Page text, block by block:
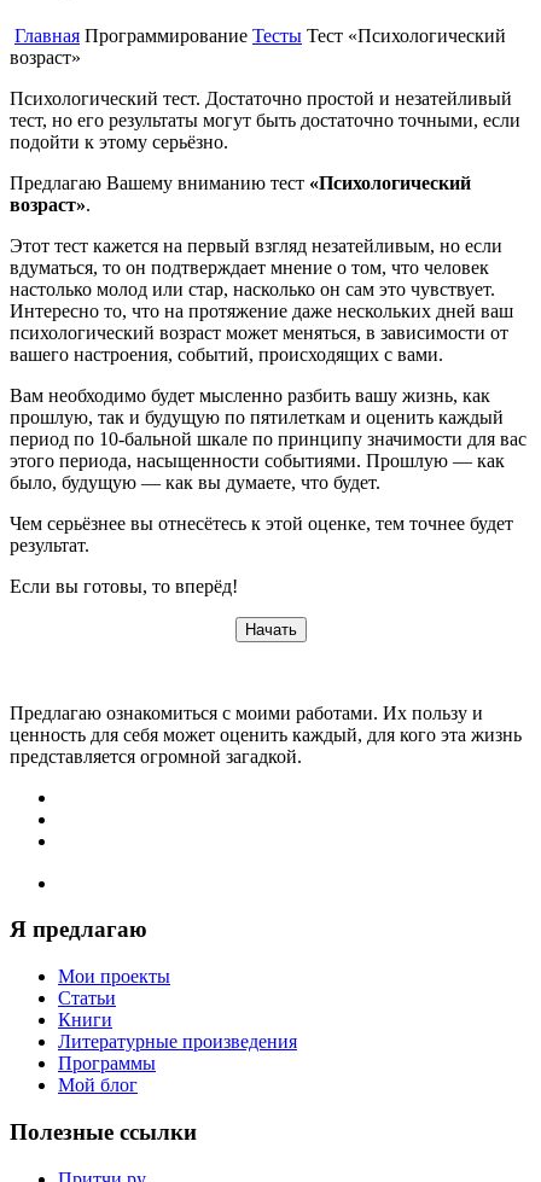
Главная Программирование Тесты Тест «Психологический
возраст»
Психологический тест. Достаточно простой и незатейливый
тест, но его результаты могут быть достаточно точными, если
подойти к этому серьёзно.
Предлагаю Вашему вниманию тест «Психологический
возраст».
Этот тест кажется на первый взгляд незатейливым, но если
вдуматься, то он подтверждает мнение о том, что человек
настолько молод или стар, насколько он сам это чувствует.
Интересно то, что на протяжение даже нескольких дней ваш
психологический возраст может меняться, в зависимости от
вашего настроения, событий, происходящих с вами.
Вам необходимо будет мысленно разбить вашу жизнь, как
прошлую, так и будущую по пятилеткам и оценить каждый
период по 10-бальной шкале по принципу значимости для вас
этого периода, насыщенности событиями. Прошлую — как
было, будущую — как вы думаете, что будет.
Чем серьёзнее вы отнесётесь к этой оценке, тем точнее будет
результат.
Если вы готовы, то вперёд!
Предлагаю ознакомиться с моими работами. Их пользу и
ценность для себя может оценить каждый, для кого эта жизнь
представляется огромной загадкой.
Я предлагаю
Мои проекты
Статьи
Книги
Литературные произведения
Программы
Мой блог
Полезные ссылки